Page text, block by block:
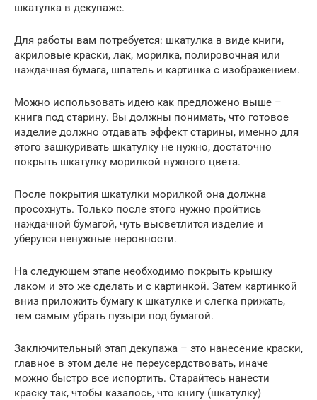
шкатулка в декупаже.
Для работы вам потребуется: шкатулка в виде книги,
акриловые краски, лак, морилка, полировочная или
наждачная бумага, шпатель и картинка с изображением.
Можно использовать идею как предложено выше –
книга под старину. Вы должны понимать, что готовое
изделие должно отдавать эффект старины, именно для
этого зашкуривать шкатулку не нужно, достаточно
покрыть шкатулку морилкой нужного цвета.
После покрытия шкатулки морилкой она должна
просохнуть. Только после этого нужно пройтись
наждачной бумагой, чуть высветлится изделие и
уберутся ненужные неровности.
На следующем этапе необходимо покрыть крышку
лаком и это же сделать и с картинкой. Затем картинкой
вниз приложить бумагу к шкатулке и слегка прижать,
тем самым убрать пузыри под бумагой.
Заключительный этап декупажа – это нанесение краски,
главное в этом деле не переусердствовать, иначе
можно быстро все испортить. Старайтесь нанести
краску так, чтобы казалось, что книгу (шкатулку)